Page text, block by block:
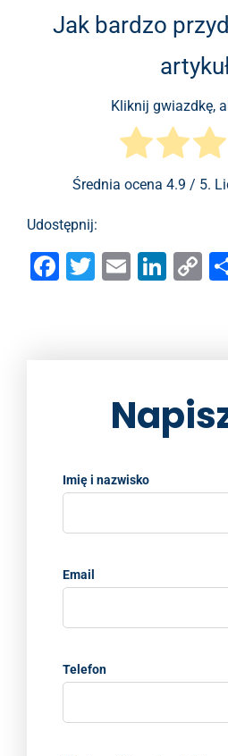
Jak bardzo
Kliknij gwiazdkę,
Średnia ocena 4.9 / 5.
Udostępnij:
F
k
T
E
Li
n
C
n
k
Imię i nazwisko
Email
Telefon